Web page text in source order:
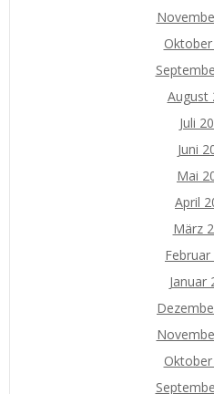
August
Juli
Juni
Mai
April
März
Februar
Januar